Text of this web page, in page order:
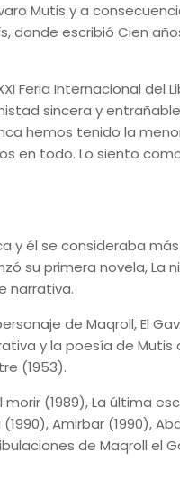
Mutis y a
donde escribió Cien
Feria Internacional del
sincera y
hemos tenido la
en todo. Lo siento
y él se consideraba
su primera novela, La
narrativa.
de Maqroll, El
y la poesía de Mutis
(1953).
(1989), La última
Amirbar (1990),
de Maqroll el